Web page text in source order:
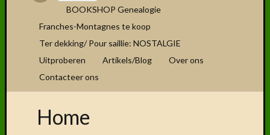
BOOKSHOP Genealogie
Franches-Montagnes te koop
Ter dekking/ Pour saillie: NOSTALGIE
Uitproberen
Artikels/Blog
Over ons
Contacteer ons
Home